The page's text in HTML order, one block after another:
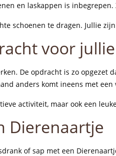
en laskappen is
schoenen te dragen. Jullie
voor
De opdracht is zo opgezet
anders komt ineens met een
activiteit, maar ook een
Dierenaartje
of sap met een